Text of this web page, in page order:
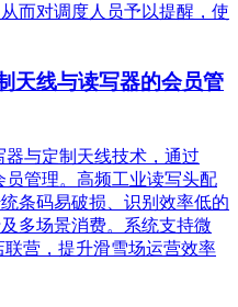
而对调度人员予以提醒，使
天线与读写器的会员管
与定制天线技术，通过
管理。高频工业读写头配
条码易破损、识别效率低的
多场景消费。系统支持微
营，提升滑雪场运营效率